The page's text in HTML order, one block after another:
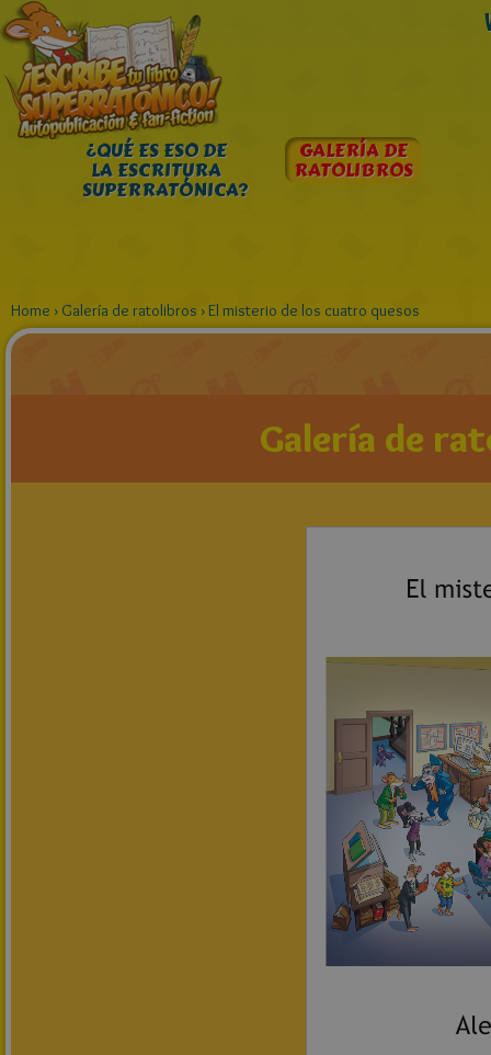
¿QUÉ ES ESO DE
LA ESCRITURA
SUPERRATÓNICA?
GALERÍA DE
RATOLIBROS
Home › Galería de ratolibros ›El misterio de los cuatro quesos
Galería de